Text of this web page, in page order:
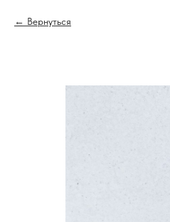
Вернуться